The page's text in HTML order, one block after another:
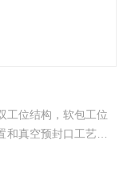
工位结构，软包工位
真空预封口工艺；